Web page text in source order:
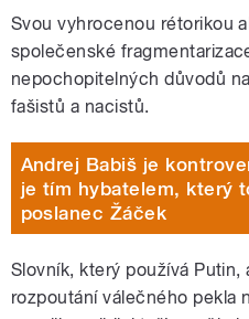
Svou vyhrocenou rétorikou
společenské
nepochopitelných důvodů
fašistů a nacistů.
Andrej Babiš je
je tím hybatelem, který
poslanec Žáček
Slovník, který používá Putin,
rozpoutání válečného pekla